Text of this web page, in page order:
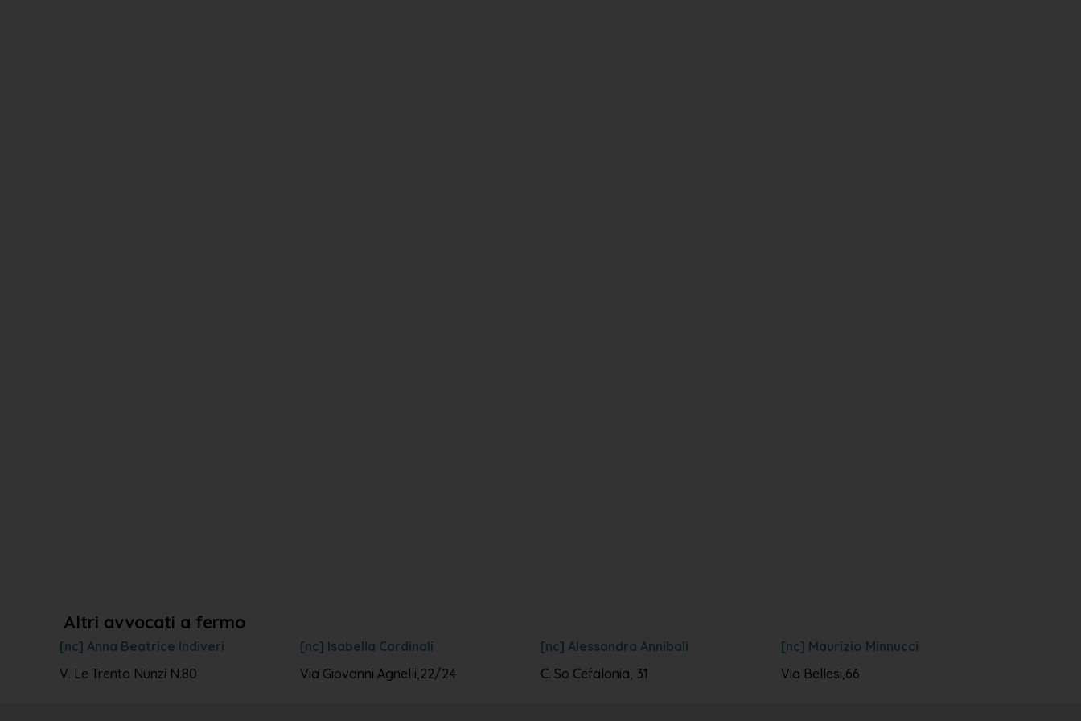
Altri avvocati a fermo
[nc] Anna Beatrice Indiveri
V. Le Trento Nunzi N.80
[nc] Isabella Cardinali
Via Giovanni Agnelli,22/24
[nc] Alessandra Annibali
C. So Cefalonia, 31
[nc] Maurizio Minnucci
Via Bellesi,66